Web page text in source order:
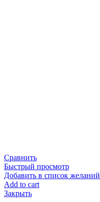
Сравнить
Быстрый просмотр
Добавить в список желаний
Add to cart
Закрыть